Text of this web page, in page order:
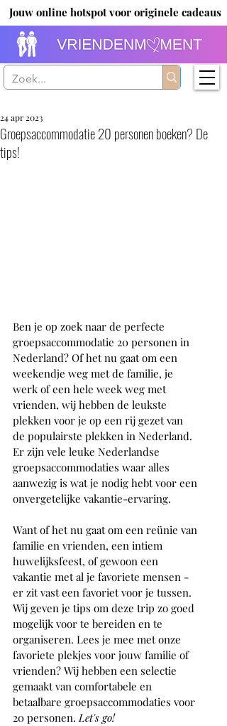
Jouw online hotspot voor originele cadeaus
Groepsaccommodatie 20 personen boeken? De
tips!
24 apr 2023
Ben je op zoek naar de perfecte
groepsaccommodatie 20 personen in
Nederland? Of het nu gaat om een
weekendje weg met de familie, je
werk of een hele week weg met
vrienden, wij hebben de leukste
plekken voor je op een rij gezet van
de populairste plekken in Nederland.
Er zijn vele leuke Nederlandse
groepsaccommodaties waar alles
aanwezig is wat je nodig hebt voor een
onvergetelijke vakantie-ervaring.
Want of het nu gaat om een reünie van
familie en vrienden, een intiem
huwelijksfeest, of gewoon een
vakantie met al je favoriete mensen -
er zit vast een favoriet voor je tussen.
Wij geven je tips om deze trip zo goed
mogelijk voor te bereiden en te
organiseren. Lees je mee met onze
favoriete plekjes voor jouw familie of
vrienden? Wij hebben een selectie
gemaakt van comfortabele en
betaalbare groepsaccommodaties voor
20 personen. Let's go!